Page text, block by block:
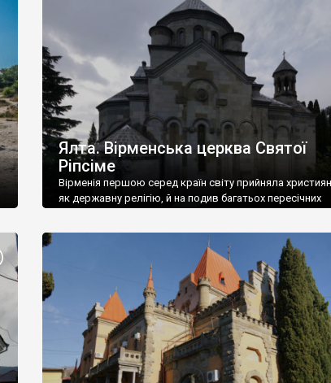
називаються «повстяками» (postaki)…” “Вино. Крим
виробляє відмінне вино і його вдосталь: воно все
легке біле і дуже […]
Ялта. Вірменська церква Святої
Ріпсіме
Вірменія першою серед країн світу прийняла
як державну релігію, й на подив багатьох пересічних